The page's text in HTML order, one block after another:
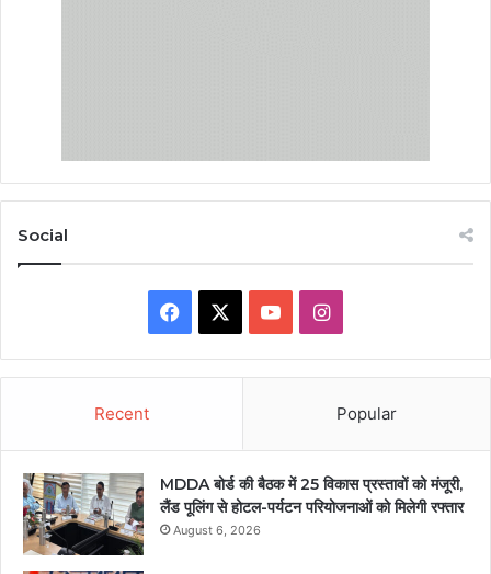
Social
Facebook YouTubeInstagram
Recent Popular
MDDA बोर्ड की बैठक में 25 विकास प्रस्तावों को मंजूरी,
लैंड पूलिंग से होटल-पर्यटन परियोजनाओं को मिलेगी रफ्तार
August 6, 2026